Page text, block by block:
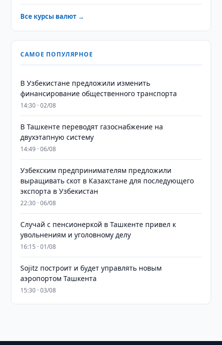
Все курсы валют →
САМОЕ ПОПУЛЯРНОЕ
В Узбекистане предложили изменить
финансирование общественного транспорта
14:30 · 02/08
В Ташкенте переводят газоснабжение на
двухэтапную систему
14:49 · 06/08
Узбекским предпринимателям предложили
выращивать скот в Казахстане для последующего
экспорта в Узбекистан
22:30 · 06/08
Случай с пенсионеркой в Ташкенте привел к
увольнениям и уголовному делу
16:15 · 01/08
Sojitz построит и будет управлять новым
аэропортом Ташкента
15:30 · 03/08